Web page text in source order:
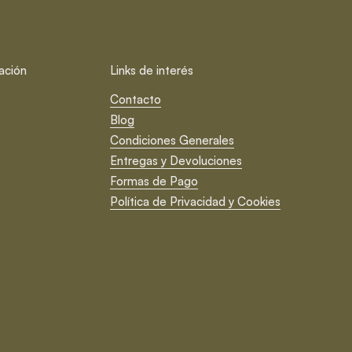
Links de interés
Contacto
Blog
Condiciones Generales
Entregas y Devoluciones
Formas de Pago
Política de Privacidad y Cookies